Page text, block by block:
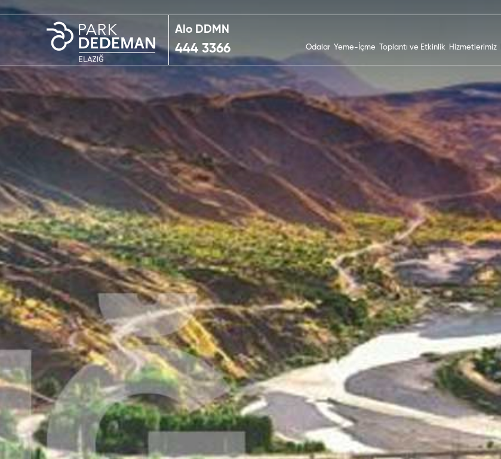
Alo DDMN
444 3366 Odalar Yeme-İçme Toplantı ve Etkinlik Hizmetlerimiz